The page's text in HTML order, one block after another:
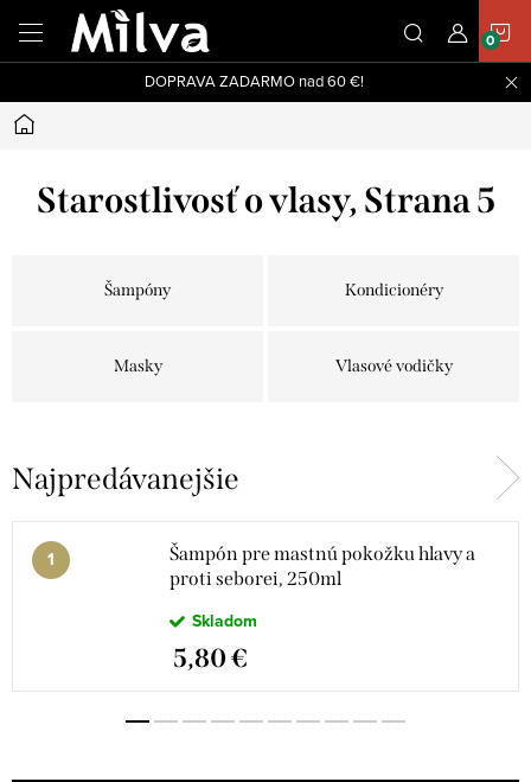
obsah
DOPRAVA ZADARMO nad 60 €!
Domov
Starostlivosť o vlasy, Strana 5
Šampóny Kondicionéry
Masky Vlasové vodičky
Najpredávanejšie
Šampón pre mastnú pokožku hlavy a
proti seborei, 250ml
Skladom
5,80 €